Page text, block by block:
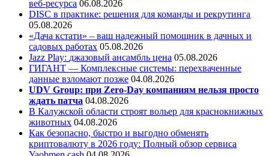
веб-ресурса 06.08.2026
DISC в практике: решения для команды и рекрутинга
05.08.2026
«Дача кстати» – ваш надежный помощник в дачных и
садовых работах 05.08.2026
Jazz Play: джазовый ансамбль цена 05.08.2026
ГИГАНТ — Комплексные системы: перехваченные
данные взломают позже 04.08.2026
UDV Group: при Zero-Day компаниям нельзя просто
ждать патча 04.08.2026
В Калужской области строят вольер для краснокнижных
животных 04.08.2026
Как безопасно, быстро и выгодно обменять
криптовалюту в 2026 году: Полный обзор сервиса